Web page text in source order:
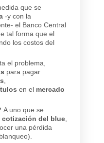
que se
-y con la
el Banco Central
tal forma que el
los costos del
el problema,
para pagar
en el mercado
A uno que se
cotización del blue
una pérdida